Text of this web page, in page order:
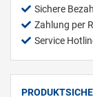
Sichere
Zahlung per
Service